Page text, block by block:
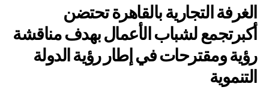
الغرفة التجارية بالقاهرة تحتضن
أكبرتجمع لشباب الأعمال بهدف مناقشة
رؤية ومقترحات في إطار رؤية الدولة
التنموية